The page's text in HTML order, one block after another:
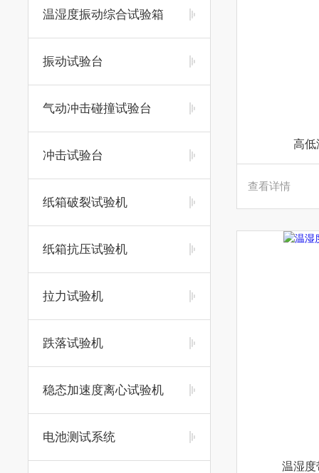
温湿度振动综合试验箱
振动试验台
气动冲击碰撞试验台
冲击试验台
纸箱破裂试验机
纸箱抗压试验机
拉力试验机
跌落试验机
稳态加速度离心试验机
电池测试系统
高低
查看详情
温湿度